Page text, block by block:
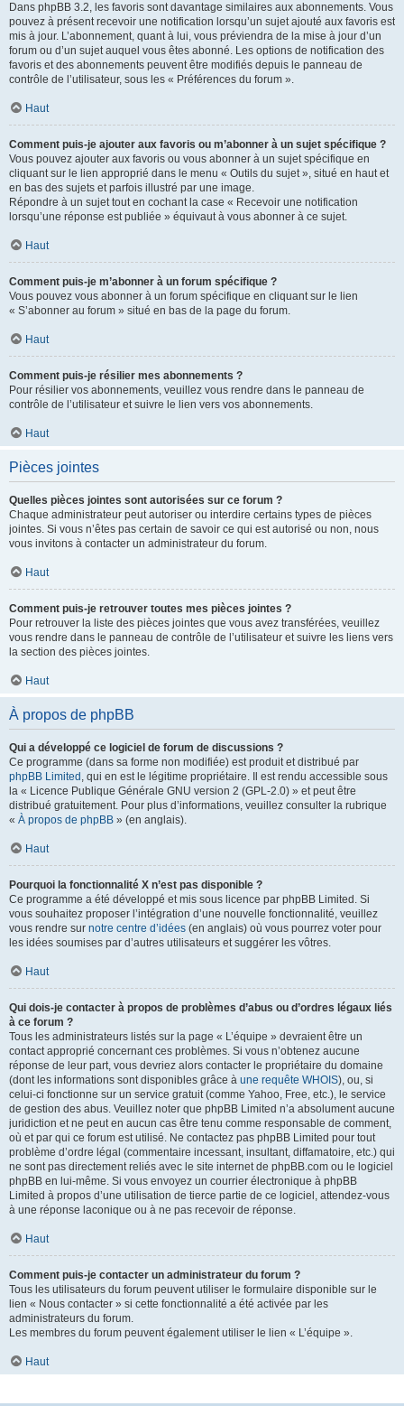
Dans phpBB 3.2, les favoris sont davantage similaires aux abonnements. Vous
pouvez à présent recevoir une notification lorsqu’un sujet ajouté aux favoris est
mis à jour. L’abonnement, quant à lui, vous préviendra de la mise à jour d’un
forum ou d’un sujet auquel vous êtes abonné. Les options de notification des
favoris et des abonnements peuvent être modifiés depuis le panneau de
contrôle de l’utilisateur, sous les « Préférences du forum ».
Haut
Comment puis-je ajouter aux favoris ou m’abonner à un sujet spécifique ?
Vous pouvez ajouter aux favoris ou vous abonner à un sujet spécifique en
cliquant sur le lien approprié dans le menu « Outils du sujet », situé en haut et
en bas des sujets et parfois illustré par une image.
Répondre à un sujet tout en cochant la case « Recevoir une notification
lorsqu’une réponse est publiée » équivaut à vous abonner à ce sujet.
Haut
Comment puis-je m’abonner à un forum spécifique ?
Vous pouvez vous abonner à un forum spécifique en cliquant sur le lien
« S’abonner au forum » situé en bas de la page du forum.
Haut
Comment puis-je résilier mes abonnements ?
Pour résilier vos abonnements, veuillez vous rendre dans le panneau de
contrôle de l’utilisateur et suivre le lien vers vos abonnements.
Haut
Pièces jointes
Quelles pièces jointes sont autorisées sur ce forum ?
Chaque administrateur peut autoriser ou interdire certains types de pièces
jointes. Si vous n’êtes pas certain de savoir ce qui est autorisé ou non, nous
vous invitons à contacter un administrateur du forum.
Haut
Comment puis-je retrouver toutes mes pièces jointes ?
Pour retrouver la liste des pièces jointes que vous avez transférées, veuillez
vous rendre dans le panneau de contrôle de l’utilisateur et suivre les liens vers
la section des pièces jointes.
Haut
À propos de phpBB
Qui a développé ce logiciel de forum de discussions ?
Ce programme (dans sa forme non modifiée) est produit et distribué par
phpBB Limited , qui en est le légitime propriétaire. Il est rendu accessible sous
la « Licence Publique Générale GNU version 2 (GPL-2.0) » et peut être
distribué gratuitement. Pour plus d’informations, veuillez consulter la rubrique
« À propos de phpBB » (en anglais).
Haut
Pourquoi la fonctionnalité X n’est pas disponible ?
Ce programme a été développé et mis sous licence par phpBB Limited. Si
vous souhaitez proposer l’intégration d’une nouvelle fonctionnalité, veuillez
vous rendre sur notre centre d’idées (en anglais) où vous pourrez voter pour
les idées soumises par d’autres utilisateurs et suggérer les vôtres.
Haut
Qui dois-je contacter à propos de problèmes d’abus ou d’ordres légaux liés
à ce forum ?
Tous les administrateurs listés sur la page « L’équipe » devraient être un
contact approprié concernant ces problèmes. Si vous n’obtenez aucune
réponse de leur part, vous devriez alors contacter le propriétaire du domaine
(dont les informations sont disponibles grâce à une requête WHOIS), ou, si
celui-ci fonctionne sur un service gratuit (comme Yahoo, Free, etc.), le service
de gestion des abus. Veuillez noter que phpBB Limited n’a absolument aucune
juridiction et ne peut en aucun cas être tenu comme responsable de comment,
où et par qui ce forum est utilisé. Ne contactez pas phpBB Limited pour tout
problème d’ordre légal (commentaire incessant, insultant, diffamatoire, etc.) qui
ne sont pas directement reliés avec le site internet de phpBB.com ou le logiciel
phpBB en lui-même. Si vous envoyez un courrier électronique à phpBB
Limited à propos d’une utilisation de tierce partie de ce logiciel, attendez-vous
à une réponse laconique ou à ne pas recevoir de réponse.
Haut
Comment puis-je contacter un administrateur du forum ?
Tous les utilisateurs du forum peuvent utiliser le formulaire disponible sur le
lien « Nous contacter » si cette fonctionnalité a été activée par les
administrateurs du forum.
Les membres du forum peuvent également utiliser le lien « L’équipe ».
Haut